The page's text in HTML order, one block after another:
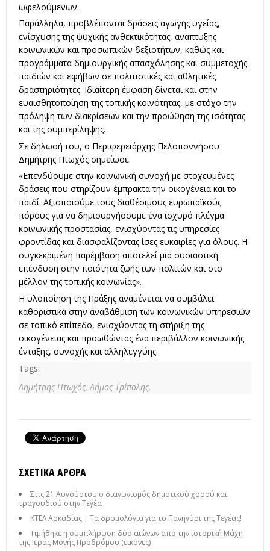
ωφελούμενων.
Παράλληλα, προβλέπονται δράσεις αγωγής υγείας,
ενίσχυσης της ψυχικής ανθεκτικότητας, ανάπτυξης
κοινωνικών και προσωπικών δεξιοτήτων, καθώς και
προγράμματα δημιουργικής απασχόλησης και συμμετοχής
παιδιών και εφήβων σε πολιτιστικές και αθλητικές
δραστηριότητες. Ιδιαίτερη έμφαση δίνεται και στην
ευαισθητοποίηση της τοπικής κοινότητας, με στόχο την
πρόληψη των διακρίσεων και την προώθηση της ισότητας
και της συμπερίληψης.
Σε δήλωσή του, ο Περιφερειάρχης Πελοποννήσου
Δημήτρης Πτωχός σημείωσε:
«Επενδύουμε στην κοινωνική συνοχή με στοχευμένες
δράσεις που στηρίζουν έμπρακτα την οικογένεια και το
παιδί. Αξιοποιούμε τους διαθέσιμους ευρωπαϊκούς
πόρους για να δημιουργήσουμε ένα ισχυρό πλέγμα
κοινωνικής προστασίας, ενισχύοντας τις υπηρεσίες
φροντίδας και διασφαλίζοντας ίσες ευκαιρίες για όλους. Η
συγκεκριμένη παρέμβαση αποτελεί μια ουσιαστική
επένδυση στην ποιότητα ζωής των πολιτών και στο
μέλλον της τοπικής κοινωνίας».
Η υλοποίηση της Πράξης αναμένεται να συμβάλει
καθοριστικά στην αναβάθμιση των κοινωνικών υπηρεσιών
σε τοπικό επίπεδο, ενισχύοντας τη στήριξη της
οικογένειας και προωθώντας ένα περιβάλλον κοινωνικής
ένταξης, συνοχής και αλληλεγγύης.
Tags:
Δημήτρης Πτωχός, Δήμος Τρίπολης,
ΣΧΕΤΙΚΆ ΆΡΘΡΑ
Στις 21 Αυγούστου ο διαγωνισμός δημοτικού χορού και
τραγουδιού στην Τεγέα
ΚΤΕΛ Αρκαδίας | Τα δρομολόγια για το Πανηγύρι της Τεγέας!
Τιμήθηκε η συμπλήρωση δύο αιώνων από την ιστορική Μάχη
της Ιεράς Μονής Προδρόμου (εικόνες)